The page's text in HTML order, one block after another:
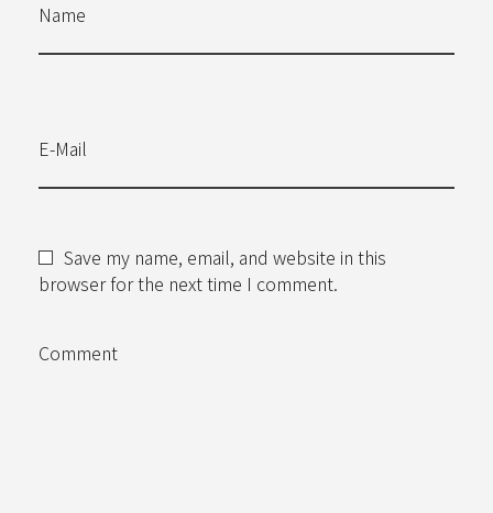
Name
E-Mail
Save my name, email, and website in this
browser for the next time I comment.
Comment